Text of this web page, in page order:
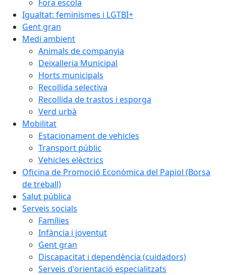
Fora escola
Igualtat: feminismes i LGTBI+
Gent gran
Medi ambient
Animals de companyia
Deixalleria Municipal
Horts municipals
Recollida selectiva
Recollida de trastos i esporga
Verd urbà
Mobilitat
Estacionament de vehicles
Transport públic
Vehicles elèctrics
Oficina de Promoció Econòmica del Papiol (Borsa
de treball)
Salut pública
Serveis socials
Famílies
Infància i joventut
Gent gran
Discapacitat i dependència (cuidadors)
Serveis d'orientació especialitzats